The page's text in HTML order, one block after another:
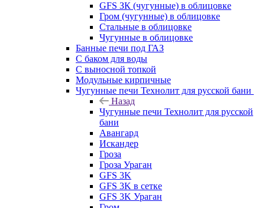
GFS ЗК (чугунные) в облицовке
Гром (чугунные) в облицовке
Стальные в облицовке
Чугунные в облицовке
Банные печи под ГАЗ
С баком для воды
С выносной топкой
Модульные кирпичные
Чугунные печи Технолит для русской бани
Назад
Чугунные печи Технолит для русской
бани
Авангард
Искандер
Гроза
Гроза Ураган
GFS 3K
GFS 3K в сетке
GFS 3K Ураган